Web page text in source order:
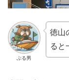
ぶる男
徳山
ると